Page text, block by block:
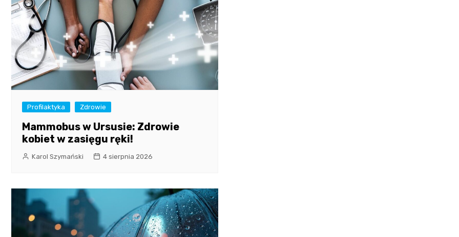
Profilaktyka Zdrowie
Mammobus w Ursusie: Zdrowie
kobiet w zasięgu ręki!
Karol Szymański 4 sierpnia 2026